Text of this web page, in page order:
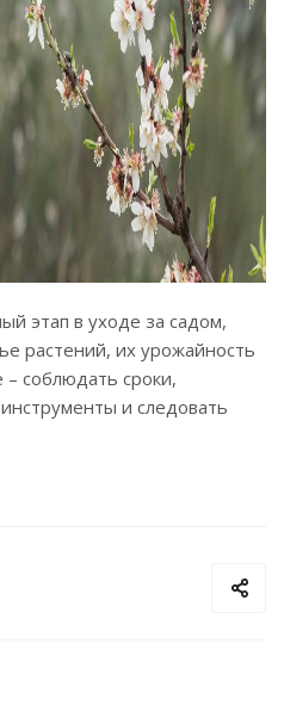
этап в уходе за садом,
растений, их урожайность
– соблюдать сроки,
и следовать